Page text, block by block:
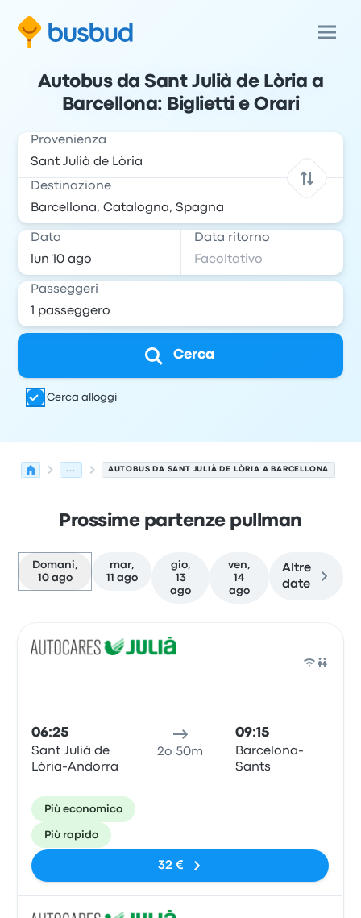
Autobus da Sant Julià de Lòria a
Barcellona: Biglietti e Orari
Provenienza
Destinazione
Data Data ritorno
Passeggeri
Cerca
Cerca alloggi
... AUTOBUS DA SANT JULIÀ DE LÒRIA A BARCELLONA
Prossime partenze pullman
Domani,
10 ago
mar,
11 ago
gio,
13
ago
ven,
14
ago
Altre
date
06:25
Sant Julià de
Lòria-Andorra
2o 50m
09:15
Barcelona-
Sants
Più economico
Più rapido
32 €